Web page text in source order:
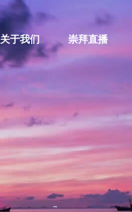
关于我们 崇拜直播